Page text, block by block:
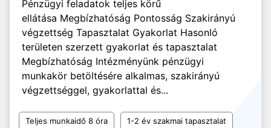
Pénzügyi feladatok teljes körű
ellátása Megbízhatóság Pontosság Szakirányú
végzettség Tapasztalat Gyakorlat Hasonló
területen szerzett gyakorlat és tapasztalat
Megbízhatóság Intézményünk pénzügyi
munkakör betöltésére alkalmas, szakirányú
végzettséggel, gyakorlattal és...
Teljes munkaidő 8 óra 1-2 év szakmai tapasztalat